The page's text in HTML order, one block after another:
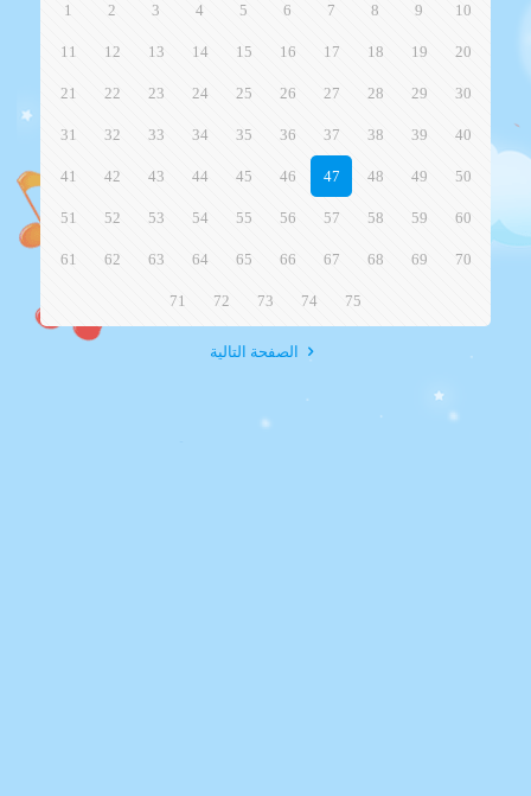
1 2 3 4 5 6 7 8 9 10
11 12 13 14 15 16 17 18 19 20
21 22 23 24 25 26 27 28 29 30
31 32 33 34 35 36 37 38 39 40
41 42 43 44 45 46 47 48 49 50
51 52 53 54 55 56 57 58 59 60
61 62 63 64 65 66 67 68 69 70
71 72 73 74 75
الصفحة التالية